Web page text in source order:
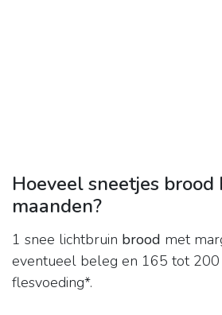
Hoeveel sneetjes brood
maanden?
1 snee lichtbruin brood met
eventueel beleg en 165 tot
flesvoeding*.